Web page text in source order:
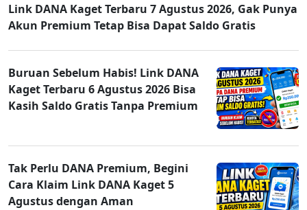
Link DANA Kaget Terbaru 7 Agustus 2026, Gak Punya
Akun Premium Tetap Bisa Dapat Saldo Gratis
Buruan Sebelum Habis! Link DANA
Kaget Terbaru 6 Agustus 2026 Bisa
Kasih Saldo Gratis Tanpa Premium
Tak Perlu DANA Premium, Begini
Cara Klaim Link DANA Kaget 5
Agustus dengan Aman